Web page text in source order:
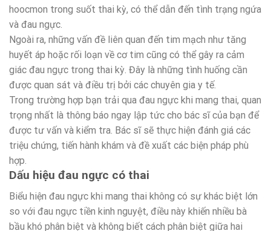
hoocmon trong suốt thai kỳ, có thể dẫn đến tình trạng ngứa
và đau ngực.
Ngoài ra, những vấn đề liên quan đến tim mạch như tăng
huyết áp hoặc rối loạn về cơ tim cũng có thể gây ra cảm
giác đau ngực trong thai kỳ. Đây là những tình huống cần
được quan sát và điều trị bởi các chuyên gia y tế.
Trong trường hợp bạn trải qua đau ngực khi mang thai, quan
trọng nhất là thông báo ngay lập tức cho bác sĩ của bạn để
được tư vấn và kiểm tra. Bác sĩ sẽ thực hiện đánh giá các
triệu chứng, tiến hành khám và đề xuất các biện pháp phù
hợp.
Dấu hiệu đau ngực có thai
Biểu hiện đau ngực khi mang thai không có sự khác biệt lớn
so với đau ngực tiền kinh nguyệt, điều này khiến nhiều bà
bầu khó phân biệt và không biết cách phân biệt giữa hai